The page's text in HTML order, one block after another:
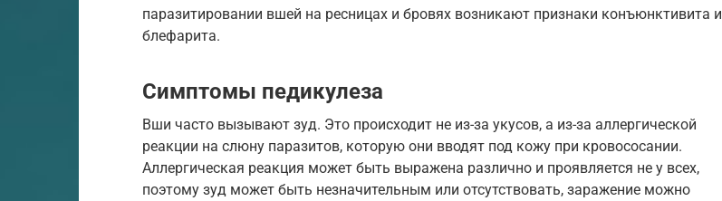
паразитировании вшей на ресницах и бровях возникают признаки конъюнктивита и
блефарита.
Симптомы педикулеза
Вши часто вызывают зуд. Это происходит не из-за укусов, а из-за аллергической
реакции на слюну паразитов, которую они вводят под кожу при кровососании.
Аллергическая реакция может быть выражена различно и проявляется не у всех,
поэтому зуд может быть незначительным или отсутствовать, заражение можно